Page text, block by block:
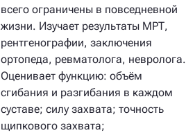
всего ограничены в повседневной
жизни. Изучает результаты МРТ,
рентгенографии, заключения
ортопеда, ревматолога, невролога.
Оценивает функцию: объём
сгибания и разгибания в каждом
суставе; силу захвата; точность
щипкового захвата;